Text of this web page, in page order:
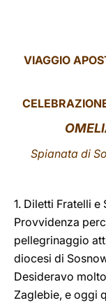
VIAGGIO
Spianata di
1. Diletti Fratelli
Provvidenza
pellegrinaggio
diocesi di
Desideravo
Zaglebie, e oggi